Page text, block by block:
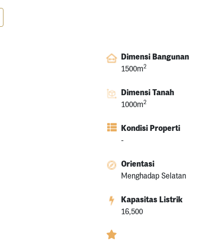
Dimensi Bangunan
1500m2
Dimensi Tanah
1000m2
Kondisi Properti
-
Orientasi
Menghadap Selatan
Kapasitas Listrik
16,500